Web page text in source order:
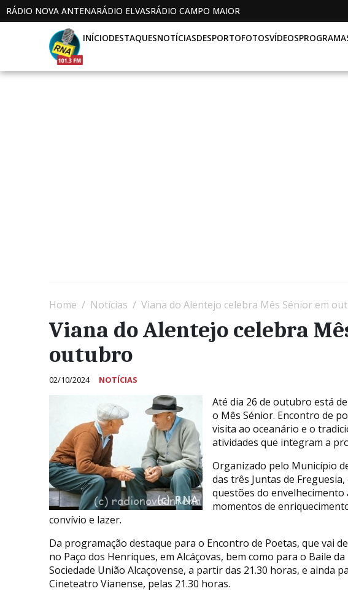
RÁDIO NOVA ANTENARÁDIO ELVASRÁDIO CAMPO MAIOR
INÍCIODESTAQUESNOTÍCIASDESPORTOFOTOSVÍDEOS
Home Notícias Viana do Alentejo celebra Mês Sénior em
Viana do Alentejo celebra
outubro
02/10/2024 NOTÍCIAS
Até dia 26 de outubro está
o Mês Sénior. Encontro de
visita ao oceanário e o
atividades que integram a
Organizado pelo Município
das três Juntas de
questões do
momentos de
convívio e lazer.
Da programação destaque para o Encontro de Poetas, que vai
no Paço dos Henriques, em Alcáçovas, bem como para o Baile
Sociedade União Alcaçovense, a partir das 21.30 horas, e ainda
Cineteatro Vianense, pelas 21.30 horas.